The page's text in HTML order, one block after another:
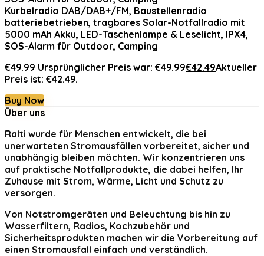
Kurbelradio DAB/DAB+/FM, Baustellenradio
batteriebetrieben, tragbares Solar-Notfallradio mit
5000 mAh Akku, LED-Taschenlampe & Leselicht, IPX4,
SOS-Alarm für Outdoor, Camping
€49.99 Ursprünglicher Preis war: €49.99€42.49Aktueller
Preis ist: €42.49.
Buy Now
Über uns
Ralti wurde für Menschen entwickelt, die bei
unerwarteten Stromausfällen vorbereitet, sicher und
unabhängig bleiben möchten. Wir konzentrieren uns
auf praktische Notfallprodukte, die dabei helfen, Ihr
Zuhause mit Strom, Wärme, Licht und Schutz zu
versorgen.
Von Notstromgeräten und Beleuchtung bis hin zu
Wasserfiltern, Radios, Kochzubehör und
Sicherheitsprodukten machen wir die Vorbereitung auf
einen Stromausfall einfach und verständlich.